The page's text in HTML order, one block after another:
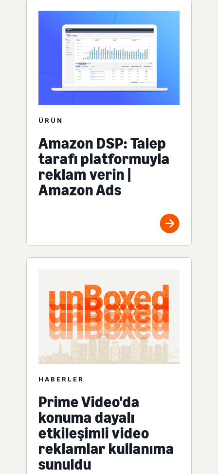
ÜRÜN
Amazon DSP: Talep
tarafı platformuyla
reklam verin |
Amazon Ads
HABERLER
Prime Video'da
konuma dayalı
etkileşimli video
reklamlar kullanıma
sunuldu